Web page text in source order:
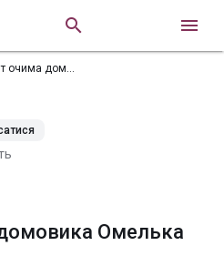
 
Потайсвіт очима домовика Омелька
Омелька